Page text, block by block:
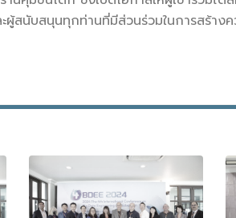
สนับสนุนทุกท่านที่มีส่วนร่วมในการสร้างค